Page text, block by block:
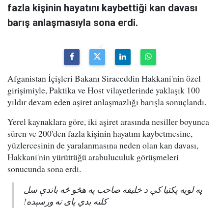
fazla kişinin hayatını kaybettiği kan davası
barış anlaşmasıyla sona erdi.
Afganistan İçişleri Bakanı Siraceddin Hakkani'nin özel
girişimiyle, Paktika ve Host vilayetlerinde yaklaşık 100
yıldır devam eden aşiret anlaşmazlığı barışla sonuçlandı.
Yerel kaynaklara göre, iki aşiret arasında nesiller boyunca
süren ve 200'den fazla kişinin hayatını kaybetmesine,
yüzlercesinin de yaralanmasına neden olan kan davası,
Hakkani'nin yürüttüğü arabuluculuk görüşmeleri
sonucunda sona erdi.
په لویه پکتیا کې د خلیفه صاحب په هڅو څه باندې سل
کلنه بدي پای ته ورسېده!